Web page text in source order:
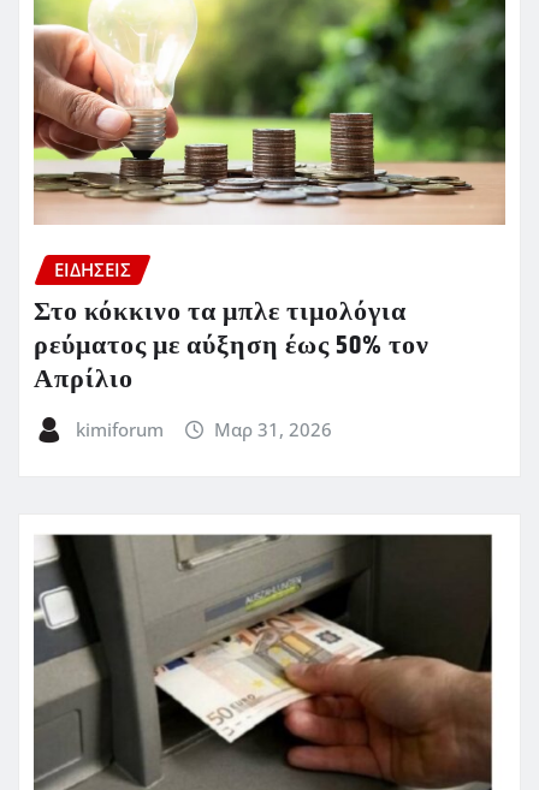
ΕΙΔΗΣΕΙΣ
Στο κόκκινο τα μπλε τιμολόγια
ρεύματος με αύξηση έως 50% τον
Απρίλιο
kimiforum Μαρ 31, 2026